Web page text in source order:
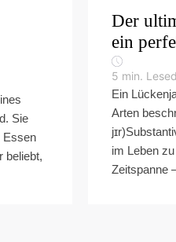
Sie
Essen
beliebt,
Der
ein
5 min.
Ein
Arten
im Leben
Zeitspanne